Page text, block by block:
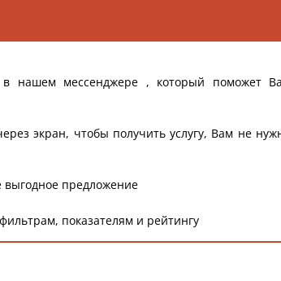
нашем мессенджере , который поможет
экран, чтобы получить услугу, Вам не
выгодное предложение
показателям и рейтингу